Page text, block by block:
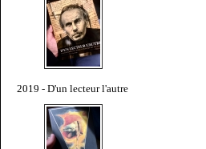
2019 - D'un lecteur l'autre